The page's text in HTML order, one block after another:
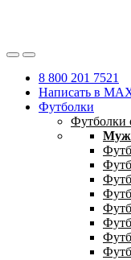
8 800 201 7521
Написать в
Футболки
Футболки